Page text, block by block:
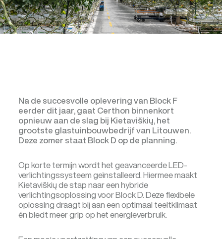
Na de succesvolle oplevering van Block F
eerder dit jaar, gaat Certhon binnenkort
opnieuw aan de slag bij Kietaviškių, het
grootste glastuinbouwbedrijf van Litouwen.
Deze zomer staat Block D op de planning.
Op korte termijn wordt het geavanceerde LED-
verlichtingssysteem geïnstalleerd. Hiermee maakt
Kietaviškių de stap naar een hybride
verlichtingsoplossing voor Block D. Deze flexibele
oplossing draagt bij aan een optimaal teeltklimaat
én biedt meer grip op het energieverbruik.